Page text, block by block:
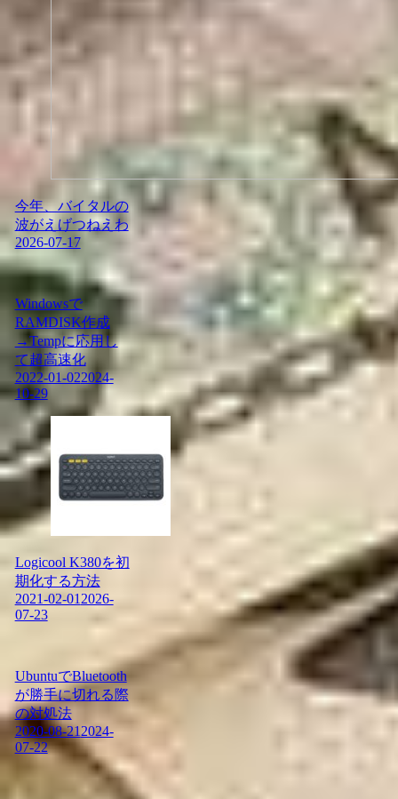
今年、バイタルの
波がえげつねえわ
2026-07-17
Windowsで
RAMDISK作成
→Tempに応用し
て超高速化
2022-01-022024-
10-29
Logicool K380を初
期化する方法
2021-02-01 2026-
07-23
UbuntuでBluetooth
が勝手に切れる際
の対処法
2020-08-21 2024-
07-22